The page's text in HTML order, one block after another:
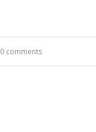
0 comments